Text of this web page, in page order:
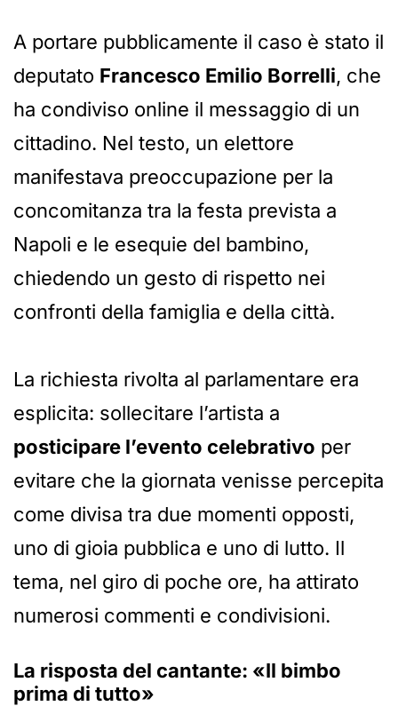
A portare pubblicamente il caso è stato il
deputato Francesco Emilio Borrelli, che
ha condiviso online il messaggio di un
cittadino. Nel testo, un elettore
manifestava preoccupazione per la
concomitanza tra la festa prevista a
Napoli e le esequie del bambino,
chiedendo un gesto di rispetto nei
confronti della famiglia e della città.
La richiesta rivolta al parlamentare era
esplicita: sollecitare l’artista a
posticipare l’evento celebrativo per
evitare che la giornata venisse percepita
come divisa tra due momenti opposti,
uno di gioia pubblica e uno di lutto. Il
tema, nel giro di poche ore, ha attirato
numerosi commenti e condivisioni.
La risposta del cantante: «Il bimbo
prima di tutto»